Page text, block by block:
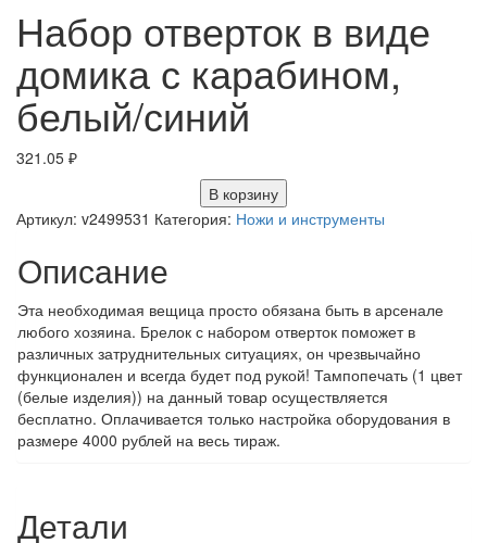
Набор отверток в виде
домика с карабином,
белый/синий
321.05 ₽
В корзину
Артикул: v2499531 Категория: Ножи и инструменты
Описание
Эта необходимая вещица просто обязана быть в арсенале
любого хозяина. Брелок с набором отверток поможет в
различных затруднительных ситуациях, он чрезвычайно
функционален и всегда будет под рукой! Тампопечать (1 цвет
(белые изделия)) на данный товар осуществляется
бесплатно. Оплачивается только настройка оборудования в
размере 4000 рублей на весь тираж.
Детали